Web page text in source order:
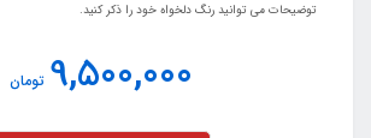
توضیحات می توانید رنگ دلخواه خود را ذکر کنید.
9,500,000 تومان